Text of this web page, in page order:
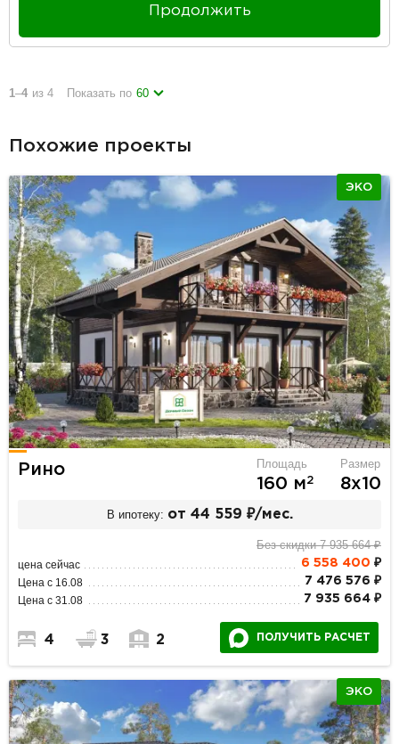
Продолжить
1–4 из 4 Показать по 60
Похожие проекты
ЭКО
Рино Площадь
160 м2
Размер
8х10
В ипотеку: от 44 559 ₽/мес.
Без скидки 7 935 664 ₽
цена сейчас 6 558 400 ₽
Цена с 16.08 7 476 576 ₽
Цена с 31.08 7 935 664 ₽
4 3 2 ПОЛУЧИТЬ РАСЧЕТ
ЭКО